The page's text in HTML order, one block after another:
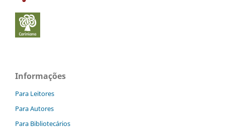
Informações
Para Leitores
Para Autores
Para Bibliotecários